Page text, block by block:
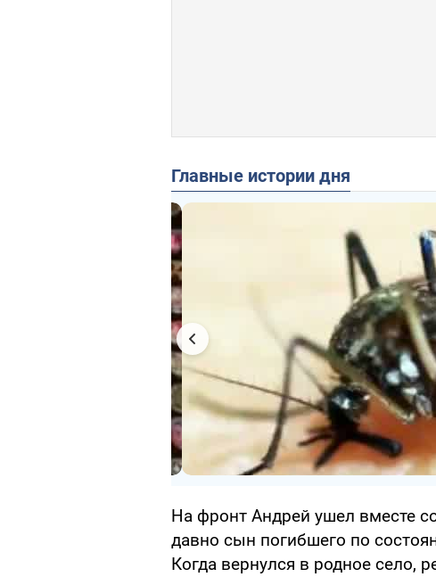
Главные истории дня
На фронт Андрей ушел вместе
давно сын погибшего по
Когда вернулся в родное село,